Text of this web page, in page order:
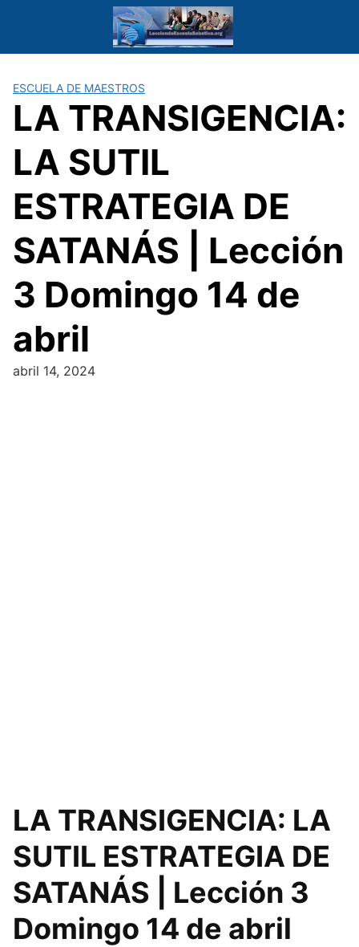
ESCUELA DE MAESTROS
LA TRANSIGENCIA:
LA SUTIL
ESTRATEGIA DE
SATANÁS | Lección
3 Domingo 14 de
abril
abril 14, 2024
LA TRANSIGENCIA: LA
SUTIL ESTRATEGIA DE
SATANÁS | Lección 3
Domingo 14 de abril